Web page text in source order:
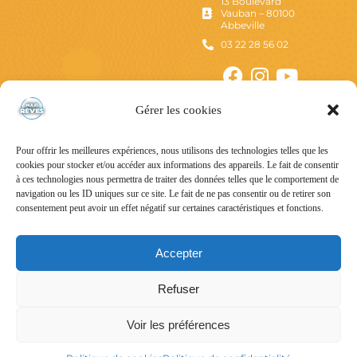
Gérer les cookies
Pour offrir les meilleures expériences, nous utilisons des technologies telles que les
cookies pour stocker et/ou accéder aux informations des appareils. Le fait de consentir
à ces technologies nous permettra de traiter des données telles que le comportement de
navigation ou les ID uniques sur ce site. Le fait de ne pas consentir ou de retirer son
consentement peut avoir un effet négatif sur certaines caractéristiques et fonctions.
Accepter
Refuser
Voir les préférences
Vauban – 80100
Abbeville
03 22 28 56 02
Mentions Légales Politique de confidentialité
Conditions Générales d’Utilisation
Tous droits réservés – © Maxi Rêves – 2024 – Un site